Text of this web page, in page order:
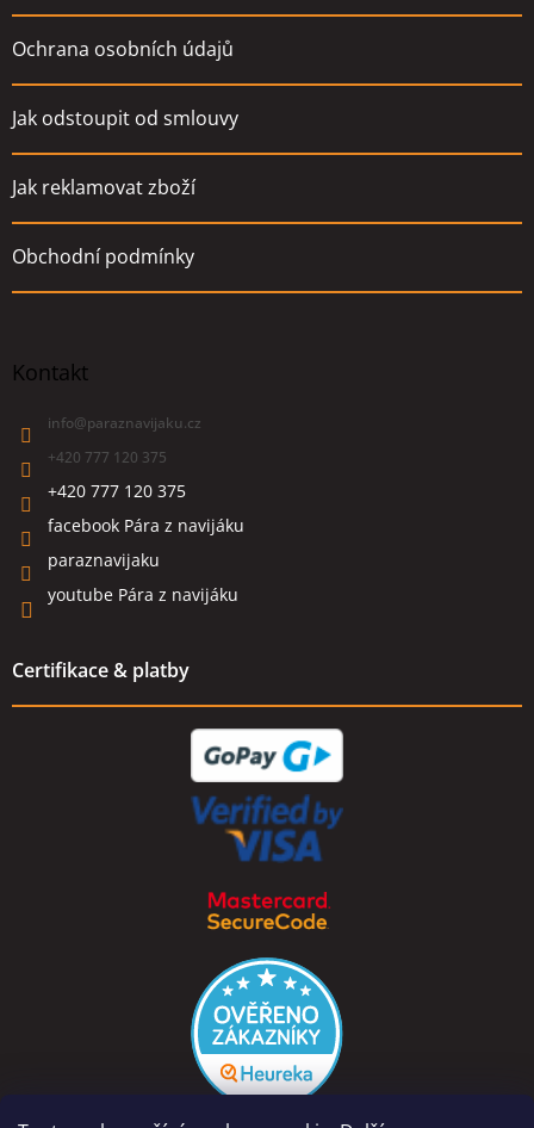
Ochrana osobních údajů
Jak odstoupit od smlouvy
Jak reklamovat zboží
Obchodní podmínky
Kontakt
info@paraznavijaku.cz
+420 777 120 375
+420 777 120 375
facebook Pára z navijáku
paraznavijaku
youtube Pára z navijáku
Certifikace & platby